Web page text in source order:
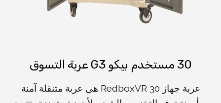
30 مستخدم بيكو G3 عربة التسوق
عربة جهاز RedboxVR 30 هي عربة متنقلة آمنة